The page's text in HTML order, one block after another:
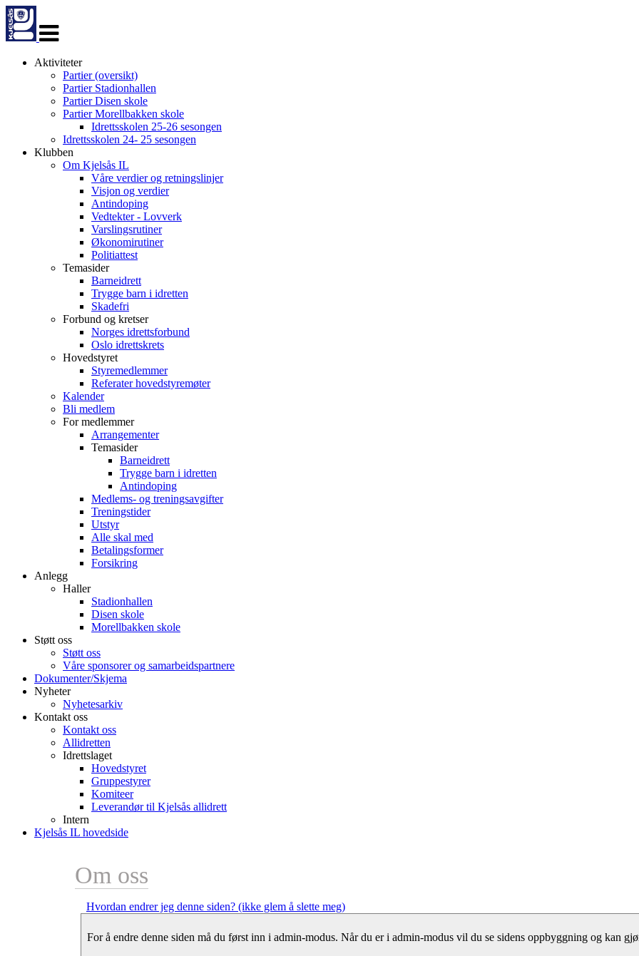
navigasjon
Aktiviteter
Partier (oversikt)
Partier Stadionhallen
Partier Disen skole
Partier Morellbakken skole
Idrettsskolen 25-26 sesongen
Idrettsskolen 24- 25 sesongen
Klubben
Om Kjelsås IL
Våre verdier og retningslinjer
Visjon og verdier
Antindoping
Vedtekter - Lovverk
Varslingsrutiner
Økonomirutiner
Politiattest
Temasider
Barneidrett
Trygge barn i idretten
Skadefri
Forbund og kretser
Norges idrettsforbund
Oslo idrettskrets
Hovedstyret
Styremedlemmer
Referater hovedstyremøter
Kalender
Bli medlem
For medlemmer
Arrangementer
Temasider
Barneidrett
Trygge barn i idretten
Antindoping
Medlems- og treningsavgifter
Treningstider
Utstyr
Alle skal med
Betalingsformer
Forsikring
Anlegg
Haller
Stadionhallen
Disen skole
Morellbakken skole
Støtt oss
Støtt oss
Våre sponsorer og samarbeidspartnere
Dokumenter/Skjema
Nyheter
Nyhetesarkiv
Kontakt oss
Kontakt oss
Allidretten
Idrettslaget
Hovedstyret
Gruppestyrer
Komiteer
Leverandør til Kjelsås allidrett
Intern
Kjelsås IL hovedside
Om oss
Hvordan endrer jeg denne siden? (ikke glem å slette meg)
For å endre denne siden må du først inn i admin-modus. Når du er i admin-modus vil du se sidens oppbyggning og kan